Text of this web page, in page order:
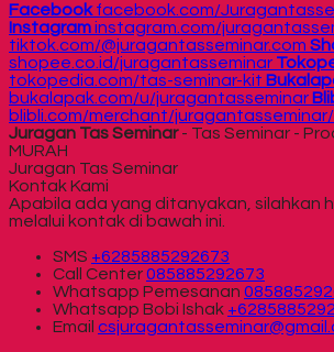
Facebook facebook.com/
Instagraminstagram.com/
tiktok.com/@juragantasseminar.com
shopee.co.id/juragantasseminar
tokopedia.com/tas-seminar-kit
bukalapak.com/u/juragantasseminar
blibli.com/merchant/juragantasseminar/
Juragan Tas Seminar- Tas Seminar -
MURAH
Juragan Tas Seminar
Kontak Kami
Apabila ada yang ditanyakan, silahkan
melalui kontak di bawah ini.
SMS +6285885292673
Call Center085885292673
Whatsapp Pemesanan
Whatsapp Bobi Ishak
Email